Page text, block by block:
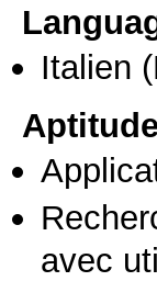
Italien
avec